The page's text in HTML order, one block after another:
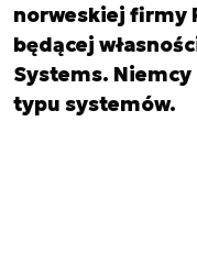
norweskiej firmy
będącej
Systems.
typu systemów.